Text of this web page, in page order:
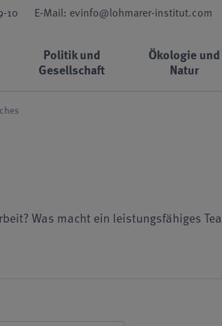
10 E-Mail: evinfo@lohmarer-institut.com
Politik und
Gesellschaft
Ökologie und
Natur
Was macht ein leistungsfähiges